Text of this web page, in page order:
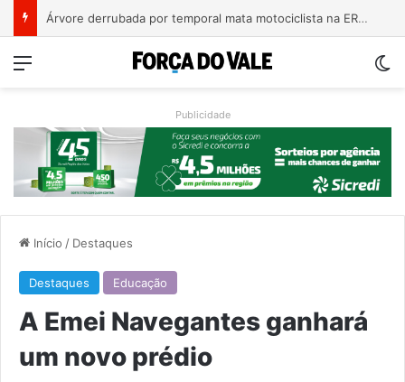
Bebê de um mês se engasga e é socorrido por bombeiros em Teutônia
Menu
Publicidade
Início / Destaques
Destaques Educação
A Emei Navegantes ganhará
um novo prédio